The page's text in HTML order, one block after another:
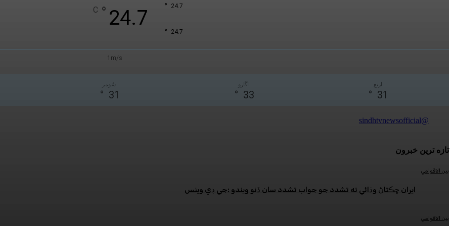
24.7
°
C 24.7
°
24.7
°
1m/s
سُومر
31
°
اڱارو
33
°
اربع
31
°
@sindhtvnewsofficial
تازه ترين خبرون
بين الاقوامي
ايران ڇڪتاڻ وڌائي ته تشدد جو جواب تشدد سان ڏنو ويندو :جي ڊي وينس
بين الاقوامي